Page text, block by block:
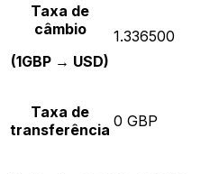
Taxa de
câmbio
(1GBP → USD)
1.336500
Taxa de
transferência 0 GBP